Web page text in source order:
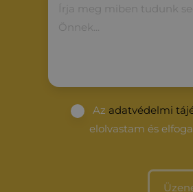
Az adatvédelmi
elolvastam és